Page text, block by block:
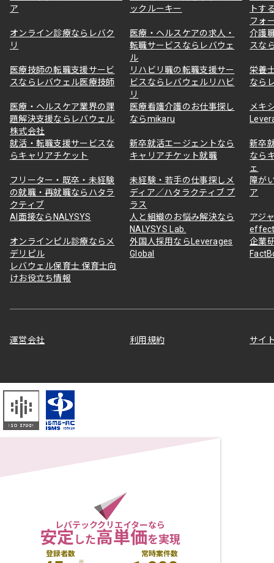
ア
ックルーキー
トす
フォ
オンライン診療ならレバク
リ
医療・ヘルスケアの求人・
転職サービスならレバウェ
ル
介護
スな
医療技師の転職支援サービ
スならレバウェル医療技師
リハビリ職の転職支援サー
ビスならレバウェルリハビ
リ
栄養
なら
医療・ヘルスケア業界の課
題解決支援ならレバウェル
株式会社
医療看護介護のお仕事探し
ならmikaru
メキ
就活・転職支援サービスな
らキャリアチケット
新卒就活エージェントなら
キャリアチケット就職
新卒
なら
ェ
フリーター・既卒・未経験
の就職・再就職ならハタラ
クティブ
未経験・若手の仕事探しメ
ディア／ハタラクティブ プ
ラス
障が
ア
AI面接ならNALYSYS
人と組織のお悩み解決なら
NALYSYS Lab.
アジ
オンラインピル診療ならメ
デリピル
外国人採用ならLeverages
Global
企業
レバウェル保育士 保育士向
けお役立ち情報
運営会社 利用規約 サイ
レバテッククリエイターなら
安定した高単価を実現
登録者数 常時案件数